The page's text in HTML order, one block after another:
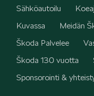
Sähköautoilu
Kuvassa
Meidän
Škoda Palvelee
Škoda 130 vuotta
Sponsorointi &